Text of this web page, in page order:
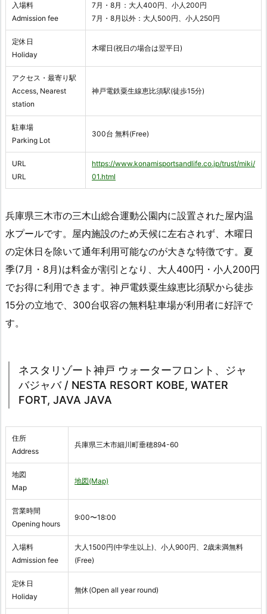
入場料
Admission fee
7月・8月：大人400円、小人200円
7月・8月以外：大人500円、小人250円
定休日
Holiday
木曜日(祝日の場合は翌平日)
アクセス・最寄り駅
Access, Nearest
station
神戸電鉄粟生線恵比須駅(徒歩15分)
駐車場
Parking Lot
300台 無料(Free)
URL
URL
https://www.konamisportsandlife.co.jp/trust/miki/
01.html
兵庫県三木市の三木山総合運動公園内に設置された屋内温
水プールです。屋内施設のため天候に左右されず、木曜日
の定休日を除いて通年利用可能なのが大きな特徴です。夏
季(7月・8月)は料金が割引となり、大人400円・小人200円
でお得に利用できます。神戸電鉄粟生線恵比須駅から徒歩
15分の立地で、300台収容の無料駐車場が利用者に好評で
す。
ネスタリゾート神戸 ウォーターフロント、ジャ
バジャバ / NESTA RESORT KOBE, WATER
FORT, JAVA JAVA
住所
Address
兵庫県三木市細川町垂穂894-60
地図
Map
地図(Map)
営業時間
Opening hours
9:00〜18:00
入場料
Admission fee
大人1500円(中学生以上)、小人900円、2歳未満無料
(Free)
定休日
Holiday
無休(Open all year round)